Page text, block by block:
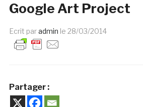
Google Art Project
Ecrit paradmin le 28/03/2014
Partager :